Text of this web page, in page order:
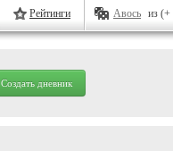
Рейтинги Авось из (+
Создать дневник